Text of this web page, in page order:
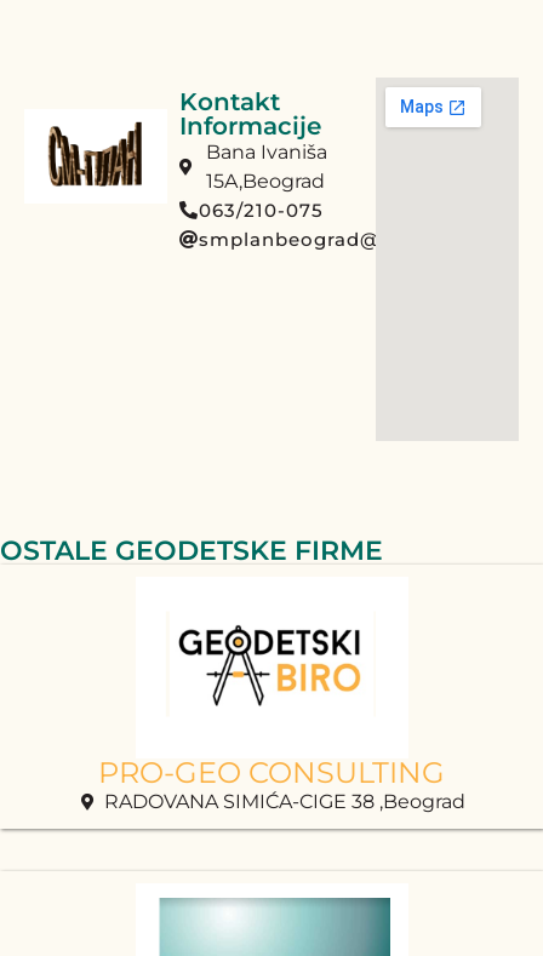
Kontakt
Informacije
Bana Ivaniša
15A,Beograd
063/210-075
smplanbeograd@gmail.com
OSTALE GEODETSKE FIRME
PRO-GEO CONSULTING
RADOVANA SIMIĆA-CIGE 38 ,Beograd